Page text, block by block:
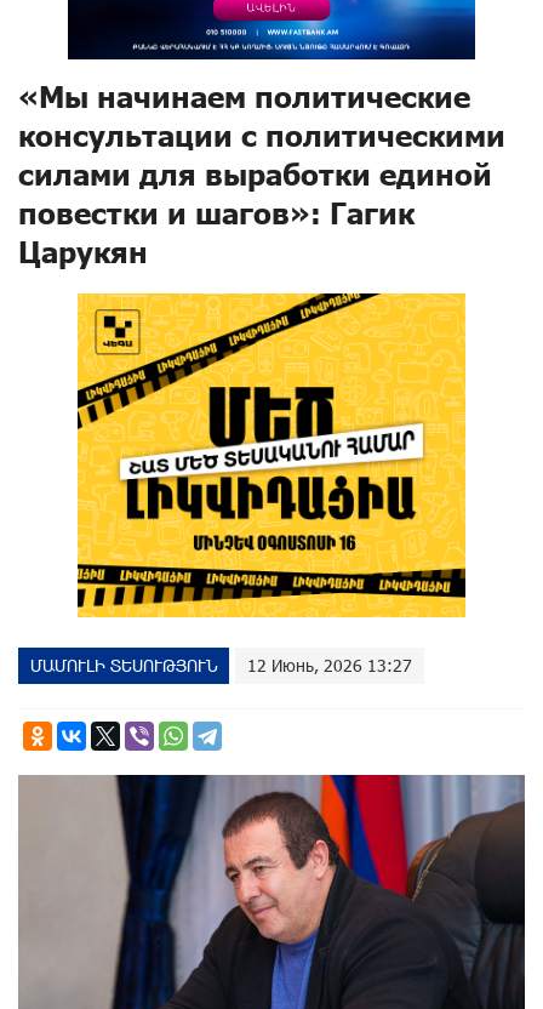
«Мы начинаем политические
консультации с политическими
силами для выработки единой
повестки и шагов»: Гагик
Царукян
ՄԱՄՈՒԼԻ ՏԵՍՈՒԹՅՈՒՆ 12 Июнь, 2026 13:27